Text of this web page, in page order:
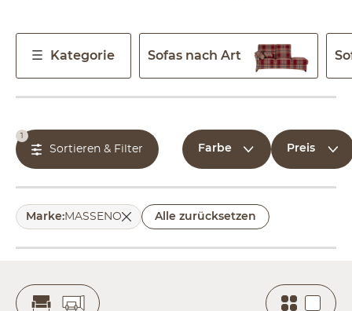
Kategorie Sofas nach Art
1
Sortieren & Filter Farbe Preis
Marke:MASSENO Alle zurücksetzen